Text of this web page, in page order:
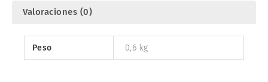
Valoraciones (0)
Peso 0,6 kg